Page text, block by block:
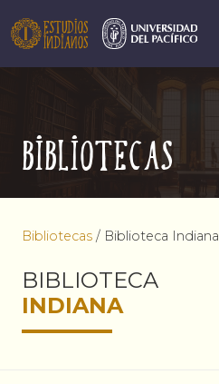
Bibliotecas
Bibliotecas / Biblioteca Indiana
BIBLIOTECA
INDIANA